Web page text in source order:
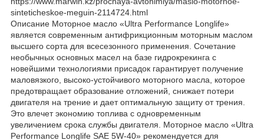
sinteticheskoe-meguin-2114724.html
Описание Моторное масло «Ultra Performance Longlife»
является современным антифрикционным моторным маслом
высшего сорта для всесезонного применения. Сочетание
необычных основных масел на базе гидрокрекинга с
новейшими технологиями присадок гарантирует получение
маловязкого, высоко-устойчивого моторного масла, которое
предотвращает образование отложений, снижает потери
двигателя на трение и дает оптимальную защиту от трения.
Это влечет экономию топлива с одновременным
увеличением срока службы двигателя. Моторное масло «Ultra
Performance Longlife SAE 5W-40» рекомендуется для